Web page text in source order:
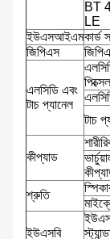
BT
LE
ইউএসআইএমকার্ড
জিপিএস
এলসিডি এবং
টাচ প্যানেল
পিক্সেল
টাচ
কীপ্যাড
শ্রুতি
ইউএসবি